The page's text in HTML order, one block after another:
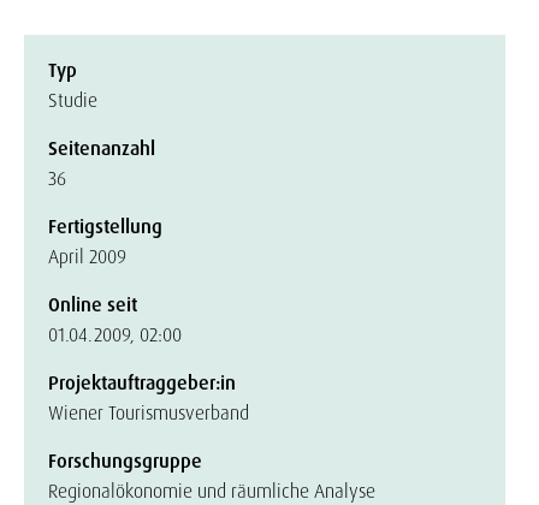
Typ
Studie
Seitenanzahl
36
Fertigstellung
April 2009
Online seit
01.04.2009, 02:00
Projektauftraggeber:in
Wiener Tourismusverband
Forschungsgruppe
Regionalökonomie und räumliche Analyse